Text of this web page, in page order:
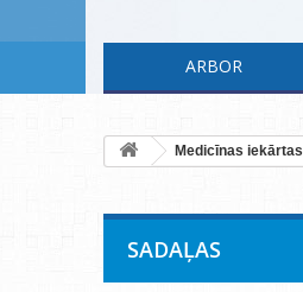
ARBOR
Medicīnas iekārtas
SADAĻAS